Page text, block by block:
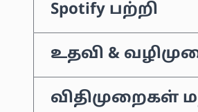
Spotify பற்றி
உதவி &
விதிமுறைகள்